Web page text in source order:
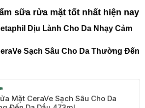
sữa rửa mặt tốt nhất hiện nay
Dịu Lành Cho Da Nhạy Cảm
Sạch Sâu Cho Da Thường Đến
Mặt CeraVe Sạch Sâu Cho Da